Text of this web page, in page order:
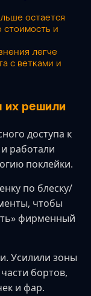
остается
стоимость и
легче
с ветками и
их решили
доступа к
работали
поклейки.
по блеску/
чтобы
фирменный
Усилили зоны
бортов,
и фар.